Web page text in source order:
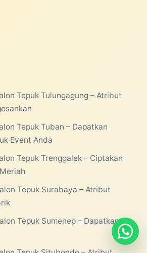
Tepuk Tulungagung – Atribut
Tepuk Tuban – Dapatkan
Event Anda
Tepuk Trenggalek – Ciptakan
Tepuk Surabaya – Atribut
Tepuk Sumenep – Dapatkan